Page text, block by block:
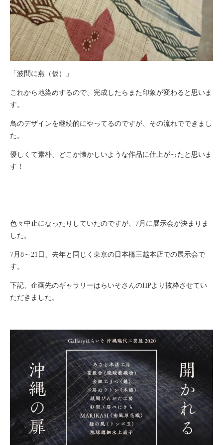
「波間に燕（仮）」
これから地染めするので、完成したらまた印象が変わると思いま
す。
鳥のデザインを継続的にやってるのですが、その流れでできまし
た。
優しくて素朴、どこか懐かしいような作品に仕上がったと思いま
す！
色々中止になったりしていたのですが、7月に展示会が決まりま
した。
7月8～21日、去年と同じく東京の日本橋三越本店での展示会で
す。
下記、企画先のギャラリーはらいそさんのHPより抜粋させてい
ただきました。